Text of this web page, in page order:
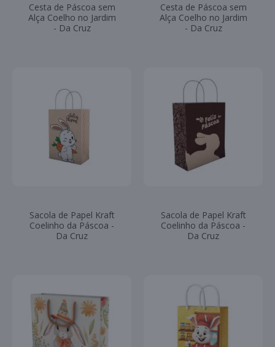
Cesta de Páscoa sem
Alça Coelho no Jardim
- Da Cruz
Cesta de Páscoa sem
Alça Coelho no Jardim
- Da Cruz
Sacola de Papel Kraft
Coelinho da Páscoa -
Da Cruz
Sacola de Papel Kraft
Coelinho da Páscoa -
Da Cruz